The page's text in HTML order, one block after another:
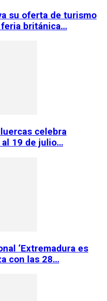
su oferta de turismo
británica…
celebra
19 de julio…
‘Extremadura es
con las 28…